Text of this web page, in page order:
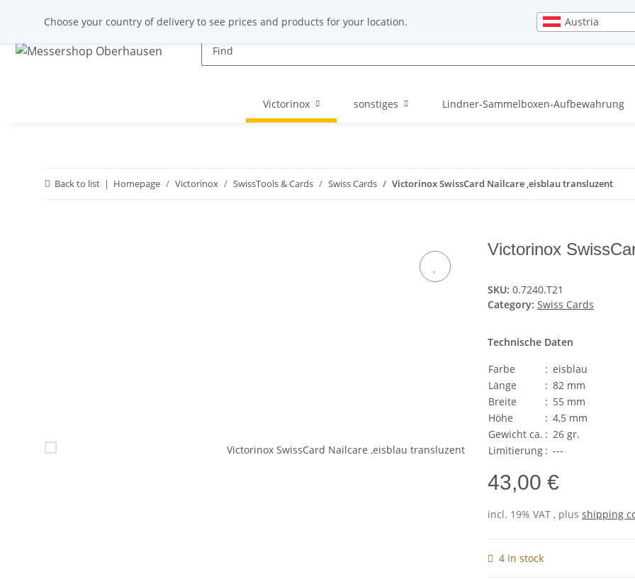
Choose your country of delivery to see prices and products for your location. Austria
Newsletter
Victorinox sonstiges Lindner-Sammelboxen-Aufbewahrung
Back to list Homepage Victorinox SwissTools & Cards Swiss Cards Victorinox SwissCard Nailcare ,eisblau transluzent
Victorinox
SKU: 0.7240.T21
Category: Swiss Cards
Technische Daten
Farbe
: eisblau
Länge
: 82 mm
Breite
: 55 mm
Höhe
: 4,5 mm
Gewicht ca. : 26 gr.
Limitierung : ---
43,00 €
incl. 19% VAT , plus shipping
4 In stock